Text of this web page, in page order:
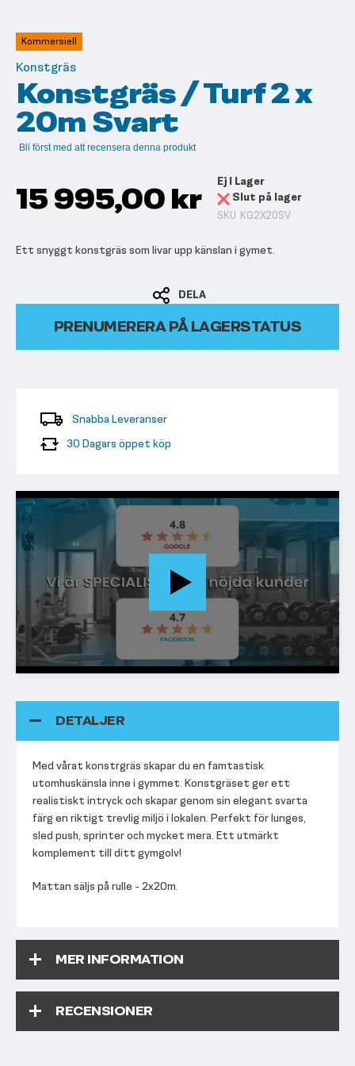
av
bildgalleriet
Kommersiell
Konstgräs
Konstgräs / Turf 2 x
20m Svart
Bli först med att recensera denna produkt
15 995,00 kr
Ej I Lager
Slut på lager
SKU KG2X20SV
Ett snyggt konstgräs som livar upp känslan i gymet.
DELA
PRENUMERERA PÅ LAGERSTATUS
Snabba Leveranser
30 Dagars öppet köp
DETALJER
Med vårat konstrgräs skapar du en famtastisk
utomhuskänsla inne i gymmet. Konstgräset ger ett
realistiskt intryck och skapar genom sin elegant svarta
färg en riktigt trevlig miljö i lokalen. Perfekt för lunges,
sled push, sprinter och mycket mera. Ett utmärkt
komplement till ditt gymgolv!
Mattan säljs på rulle - 2x20m.
MER INFORMATION
RECENSIONER